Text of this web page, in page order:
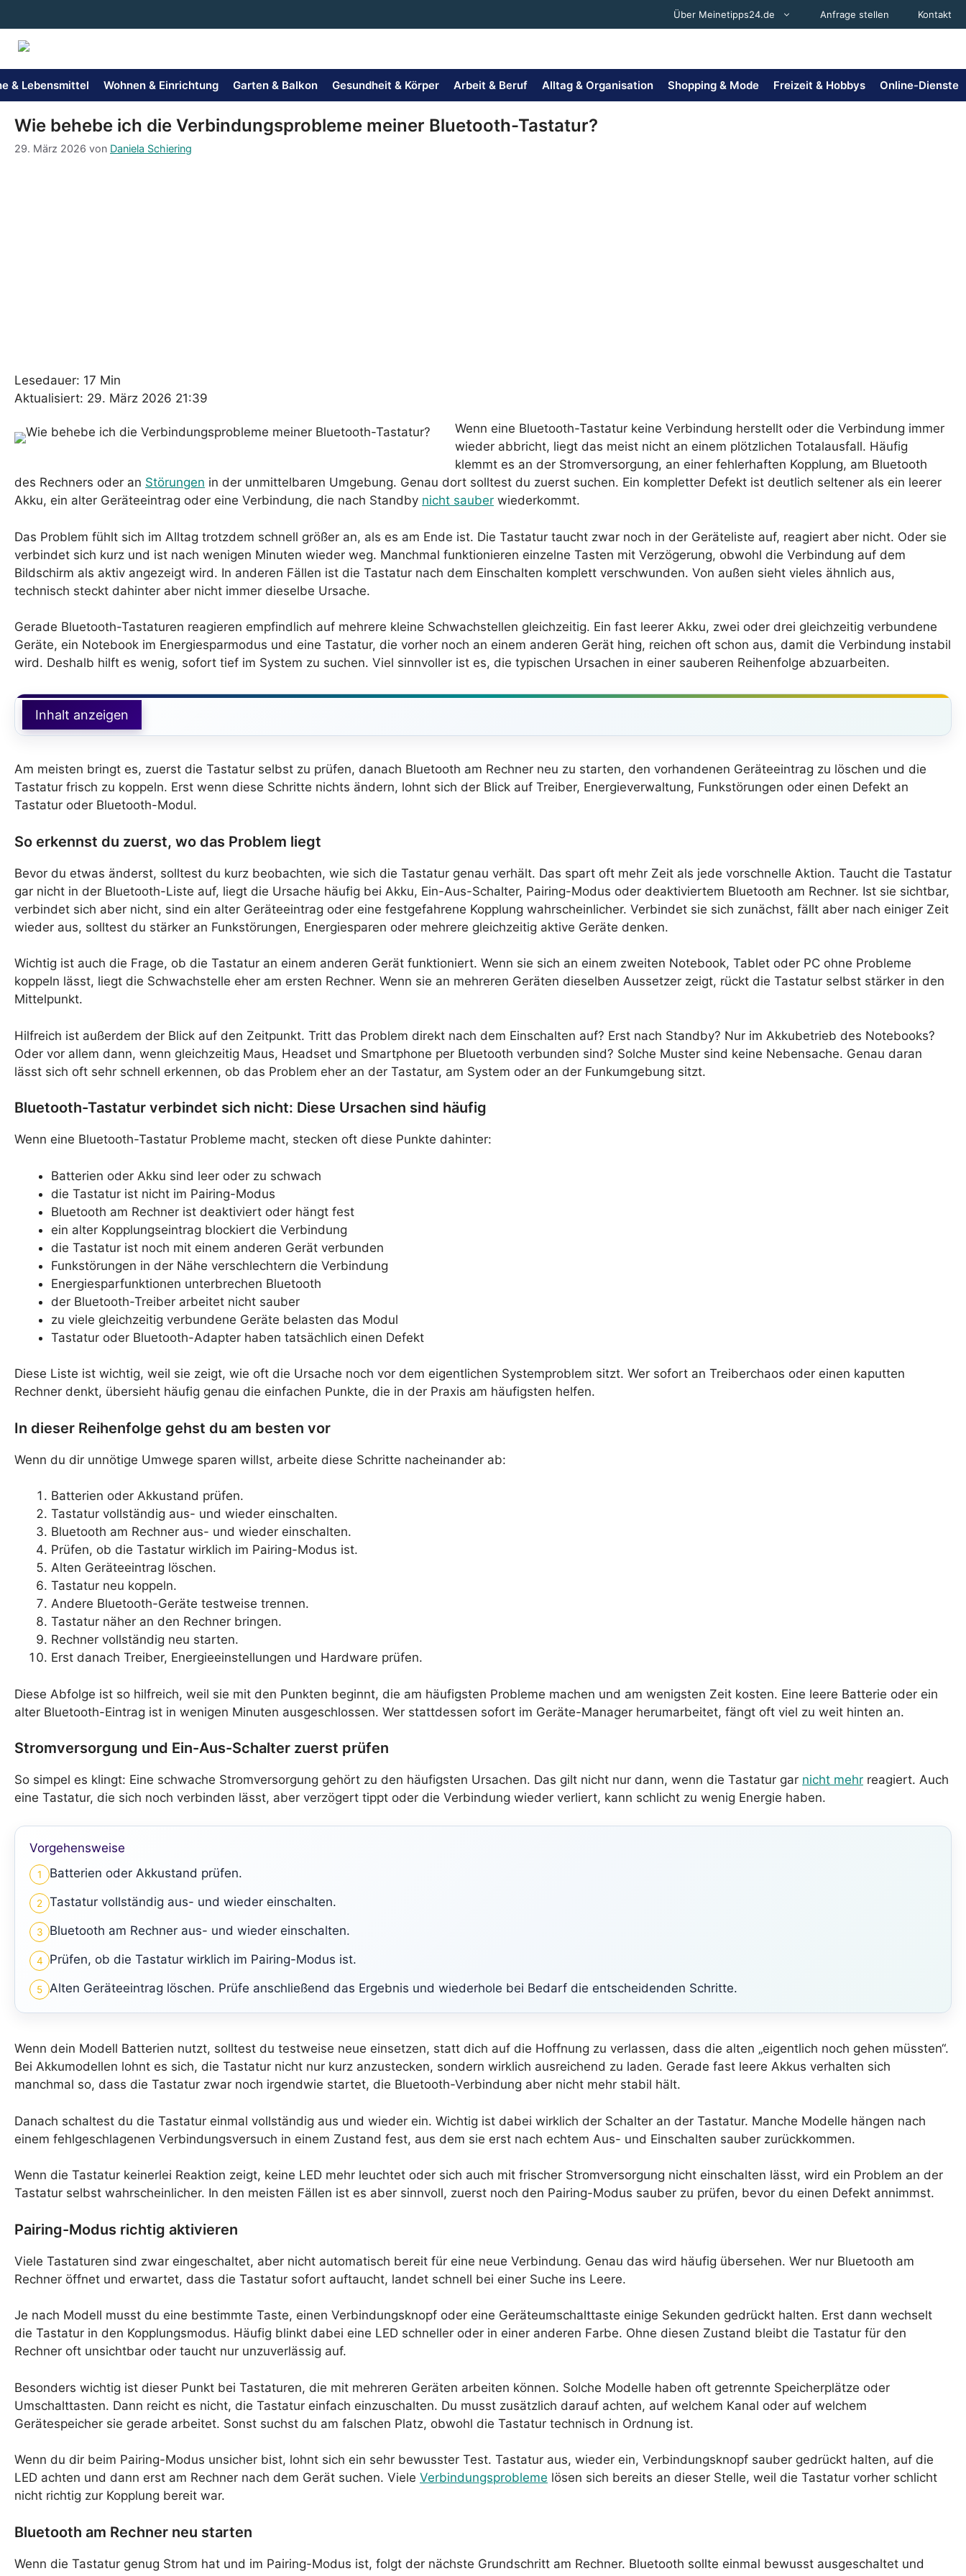
Inhalt
springen
Über Meinetipps24.de Anfrage stellen Kontakt
& Lebensmittel Wohnen & Einrichtung Garten & Balkon Gesundheit & Körper Arbeit & Beruf Alltag & Organisation Shopping & Mode Freizeit & Hobbys Online-Dienste
Wie behebe ich die Verbindungsprobleme meiner Bluetooth-Tastatur?
29. März 2026 von Daniela Schiering
Lesedauer: 17 Min
Aktualisiert: 29. März 2026 21:39
Wenn eine Bluetooth-Tastatur keine Verbindung herstellt oder die Verbindung immer
wieder abbricht, liegt das meist nicht an einem plötzlichen Totalausfall. Häufig
klemmt es an der Stromversorgung, an einer fehlerhaften Kopplung, am Bluetooth
des Rechners oder an Störungen in der unmittelbaren Umgebung. Genau dort solltest du zuerst suchen. Ein kompletter Defekt ist deutlich seltener als ein leerer
Akku, ein alter Geräteeintrag oder eine Verbindung, die nach Standby nicht sauber wiederkommt.
Das Problem fühlt sich im Alltag trotzdem schnell größer an, als es am Ende ist. Die Tastatur taucht zwar noch in der Geräteliste auf, reagiert aber nicht. Oder sie
verbindet sich kurz und ist nach wenigen Minuten wieder weg. Manchmal funktionieren einzelne Tasten mit Verzögerung, obwohl die Verbindung auf dem
Bildschirm als aktiv angezeigt wird. In anderen Fällen ist die Tastatur nach dem Einschalten komplett verschwunden. Von außen sieht vieles ähnlich aus,
technisch steckt dahinter aber nicht immer dieselbe Ursache.
Gerade Bluetooth-Tastaturen reagieren empfindlich auf mehrere kleine Schwachstellen gleichzeitig. Ein fast leerer Akku, zwei oder drei gleichzeitig verbundene
Geräte, ein Notebook im Energiesparmodus und eine Tastatur, die vorher noch an einem anderen Gerät hing, reichen oft schon aus, damit die Verbindung instabil
wird. Deshalb hilft es wenig, sofort tief im System zu suchen. Viel sinnvoller ist es, die typischen Ursachen in einer sauberen Reihenfolge abzuarbeiten.
Inhalt anzeigen
Am meisten bringt es, zuerst die Tastatur selbst zu prüfen, danach Bluetooth am Rechner neu zu starten, den vorhandenen Geräteeintrag zu löschen und die
Tastatur frisch zu koppeln. Erst wenn diese Schritte nichts ändern, lohnt sich der Blick auf Treiber, Energieverwaltung, Funkstörungen oder einen Defekt an
Tastatur oder Bluetooth-Modul.
So erkennst du zuerst, wo das Problem liegt
Bevor du etwas änderst, solltest du kurz beobachten, wie sich die Tastatur genau verhält. Das spart oft mehr Zeit als jede vorschnelle Aktion. Taucht die Tastatur
gar nicht in der Bluetooth-Liste auf, liegt die Ursache häufig bei Akku, Ein-Aus-Schalter, Pairing-Modus oder deaktiviertem Bluetooth am Rechner. Ist sie sichtbar,
verbindet sich aber nicht, sind ein alter Geräteeintrag oder eine festgefahrene Kopplung wahrscheinlicher. Verbindet sie sich zunächst, fällt aber nach einiger Zeit
wieder aus, solltest du stärker an Funkstörungen, Energiesparen oder mehrere gleichzeitig aktive Geräte denken.
Wichtig ist auch die Frage, ob die Tastatur an einem anderen Gerät funktioniert. Wenn sie sich an einem zweiten Notebook, Tablet oder PC ohne Probleme
koppeln lässt, liegt die Schwachstelle eher am ersten Rechner. Wenn sie an mehreren Geräten dieselben Aussetzer zeigt, rückt die Tastatur selbst stärker in den
Mittelpunkt.
Hilfreich ist außerdem der Blick auf den Zeitpunkt. Tritt das Problem direkt nach dem Einschalten auf? Erst nach Standby? Nur im Akkubetrieb des Notebooks?
Oder vor allem dann, wenn gleichzeitig Maus, Headset und Smartphone per Bluetooth verbunden sind? Solche Muster sind keine Nebensache. Genau daran
lässt sich oft sehr schnell erkennen, ob das Problem eher an der Tastatur, am System oder an der Funkumgebung sitzt.
Bluetooth-Tastatur verbindet sich nicht: Diese Ursachen sind häufig
Wenn eine Bluetooth-Tastatur Probleme macht, stecken oft diese Punkte dahinter:
Batterien oder Akku sind leer oder zu schwach
die Tastatur ist nicht im Pairing-Modus
Bluetooth am Rechner ist deaktiviert oder hängt fest
ein alter Kopplungseintrag blockiert die Verbindung
die Tastatur ist noch mit einem anderen Gerät verbunden
Funkstörungen in der Nähe verschlechtern die Verbindung
Energiesparfunktionen unterbrechen Bluetooth
der Bluetooth-Treiber arbeitet nicht sauber
zu viele gleichzeitig verbundene Geräte belasten das Modul
Tastatur oder Bluetooth-Adapter haben tatsächlich einen Defekt
Diese Liste ist wichtig, weil sie zeigt, wie oft die Ursache noch vor dem eigentlichen Systemproblem sitzt. Wer sofort an Treiberchaos oder einen kaputten
Rechner denkt, übersieht häufig genau die einfachen Punkte, die in der Praxis am häufigsten helfen.
In dieser Reihenfolge gehst du am besten vor
Wenn du dir unnötige Umwege sparen willst, arbeite diese Schritte nacheinander ab:
Batterien oder Akkustand prüfen.
Tastatur vollständig aus- und wieder einschalten.
Bluetooth am Rechner aus- und wieder einschalten.
Prüfen, ob die Tastatur wirklich im Pairing-Modus ist.
Alten Geräteeintrag löschen.
Tastatur neu koppeln.
Andere Bluetooth-Geräte testweise trennen.
Tastatur näher an den Rechner bringen.
Rechner vollständig neu starten.
Erst danach Treiber, Energieeinstellungen und Hardware prüfen.
Diese Abfolge ist so hilfreich, weil sie mit den Punkten beginnt, die am häufigsten Probleme machen und am wenigsten Zeit kosten. Eine leere Batterie oder ein
alter Bluetooth-Eintrag ist in wenigen Minuten ausgeschlossen. Wer stattdessen sofort im Geräte-Manager herumarbeitet, fängt oft viel zu weit hinten an.
Stromversorgung und Ein-Aus-Schalter zuerst prüfen
So simpel es klingt: Eine schwache Stromversorgung gehört zu den häufigsten Ursachen. Das gilt nicht nur dann, wenn die Tastatur gar nicht mehr reagiert. Auch
eine Tastatur, die sich noch verbinden lässt, aber verzögert tippt oder die Verbindung wieder verliert, kann schlicht zu wenig Energie haben.
Vorgehensweise
1 Batterien oder Akkustand prüfen.
2 Tastatur vollständig aus- und wieder einschalten.
3 Bluetooth am Rechner aus- und wieder einschalten.
4 Prüfen, ob die Tastatur wirklich im Pairing-Modus ist.
5 Alten Geräteeintrag löschen. Prüfe anschließend das Ergebnis und wiederhole bei Bedarf die entscheidenden Schritte.
Wenn dein Modell Batterien nutzt, solltest du testweise neue einsetzen, statt dich auf die Hoffnung zu verlassen, dass die alten „eigentlich noch gehen müssten“.
Bei Akkumodellen lohnt es sich, die Tastatur nicht nur kurz anzustecken, sondern wirklich ausreichend zu laden. Gerade fast leere Akkus verhalten sich
manchmal so, dass die Tastatur zwar noch irgendwie startet, die Bluetooth-Verbindung aber nicht mehr stabil hält.
Danach schaltest du die Tastatur einmal vollständig aus und wieder ein. Wichtig ist dabei wirklich der Schalter an der Tastatur. Manche Modelle hängen nach
einem fehlgeschlagenen Verbindungsversuch in einem Zustand fest, aus dem sie erst nach echtem Aus- und Einschalten sauber zurückkommen.
Wenn die Tastatur keinerlei Reaktion zeigt, keine LED mehr leuchtet oder sich auch mit frischer Stromversorgung nicht einschalten lässt, wird ein Problem an der
Tastatur selbst wahrscheinlicher. In den meisten Fällen ist es aber sinnvoll, zuerst noch den Pairing-Modus sauber zu prüfen, bevor du einen Defekt annimmst.
Pairing-Modus richtig aktivieren
Viele Tastaturen sind zwar eingeschaltet, aber nicht automatisch bereit für eine neue Verbindung. Genau das wird häufig übersehen. Wer nur Bluetooth am
Rechner öffnet und erwartet, dass die Tastatur sofort auftaucht, landet schnell bei einer Suche ins Leere.
Je nach Modell musst du eine bestimmte Taste, einen Verbindungsknopf oder eine Geräteumschalttaste einige Sekunden gedrückt halten. Erst dann wechselt
die Tastatur in den Kopplungsmodus. Häufig blinkt dabei eine LED schneller oder in einer anderen Farbe. Ohne diesen Zustand bleibt die Tastatur für den
Rechner oft unsichtbar oder taucht nur unzuverlässig auf.
Besonders wichtig ist dieser Punkt bei Tastaturen, die mit mehreren Geräten arbeiten können. Solche Modelle haben oft getrennte Speicherplätze oder
Umschalttasten. Dann reicht es nicht, die Tastatur einfach einzuschalten. Du musst zusätzlich darauf achten, auf welchem Kanal oder auf welchem
Gerätespeicher sie gerade arbeitet. Sonst suchst du am falschen Platz, obwohl die Tastatur technisch in Ordnung ist.
Wenn du dir beim Pairing-Modus unsicher bist, lohnt sich ein sehr bewusster Test. Tastatur aus, wieder ein, Verbindungsknopf sauber gedrückt halten, auf die
LED achten und dann erst am Rechner nach dem Gerät suchen. Viele Verbindungsprobleme lösen sich bereits an dieser Stelle, weil die Tastatur vorher schlicht
nicht richtig zur Kopplung bereit war.
Bluetooth am Rechner neu starten
Wenn die Tastatur genug Strom hat und im Pairing-Modus ist, folgt der nächste Grundschritt am Rechner. Bluetooth sollte einmal bewusst ausgeschaltet und